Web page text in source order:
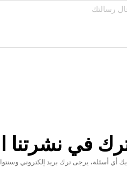
في نشرتنا
أي أسئلة، يرجى ترك بريد إلكتروني